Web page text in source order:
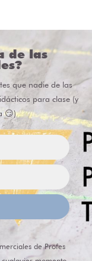
de las
que nadie de las
para clase (y
😏)
de Profes